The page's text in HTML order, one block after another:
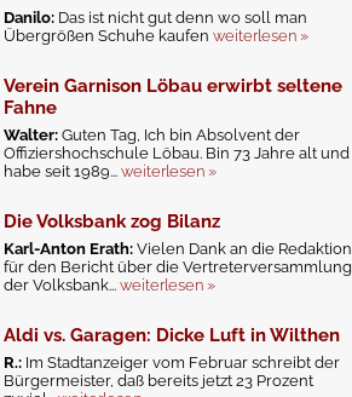
Danilo: Das ist nicht gut denn wo soll man
Übergrößen Schuhe kaufenweiterlesen »
Verein Garnison Löbau erwirbt seltene
Fahne
Walter:Guten Tag, Ich bin Absolvent der
Offiziershochschule Löbau. Bin 73 Jahre alt und
habe seit 1989...weiterlesen »
Die Volksbank zog Bilanz
Karl-Anton Erath:Vielen Dank an die Redaktion
für den Bericht über die Vertreterversammlung
der Volksbank...weiterlesen »
Aldi vs. Garagen: Dicke Luft in Wilthen
R.: Im Stadtanzeiger vom Februar schreibt der
Bürgermeister, daß bereits jetzt 23 Prozent